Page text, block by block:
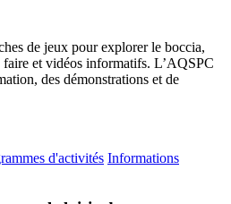
de jeux pour explorer le boccia,
faire et vidéos informatifs. L’AQSPC
des démonstrations et de
d'activités Informations